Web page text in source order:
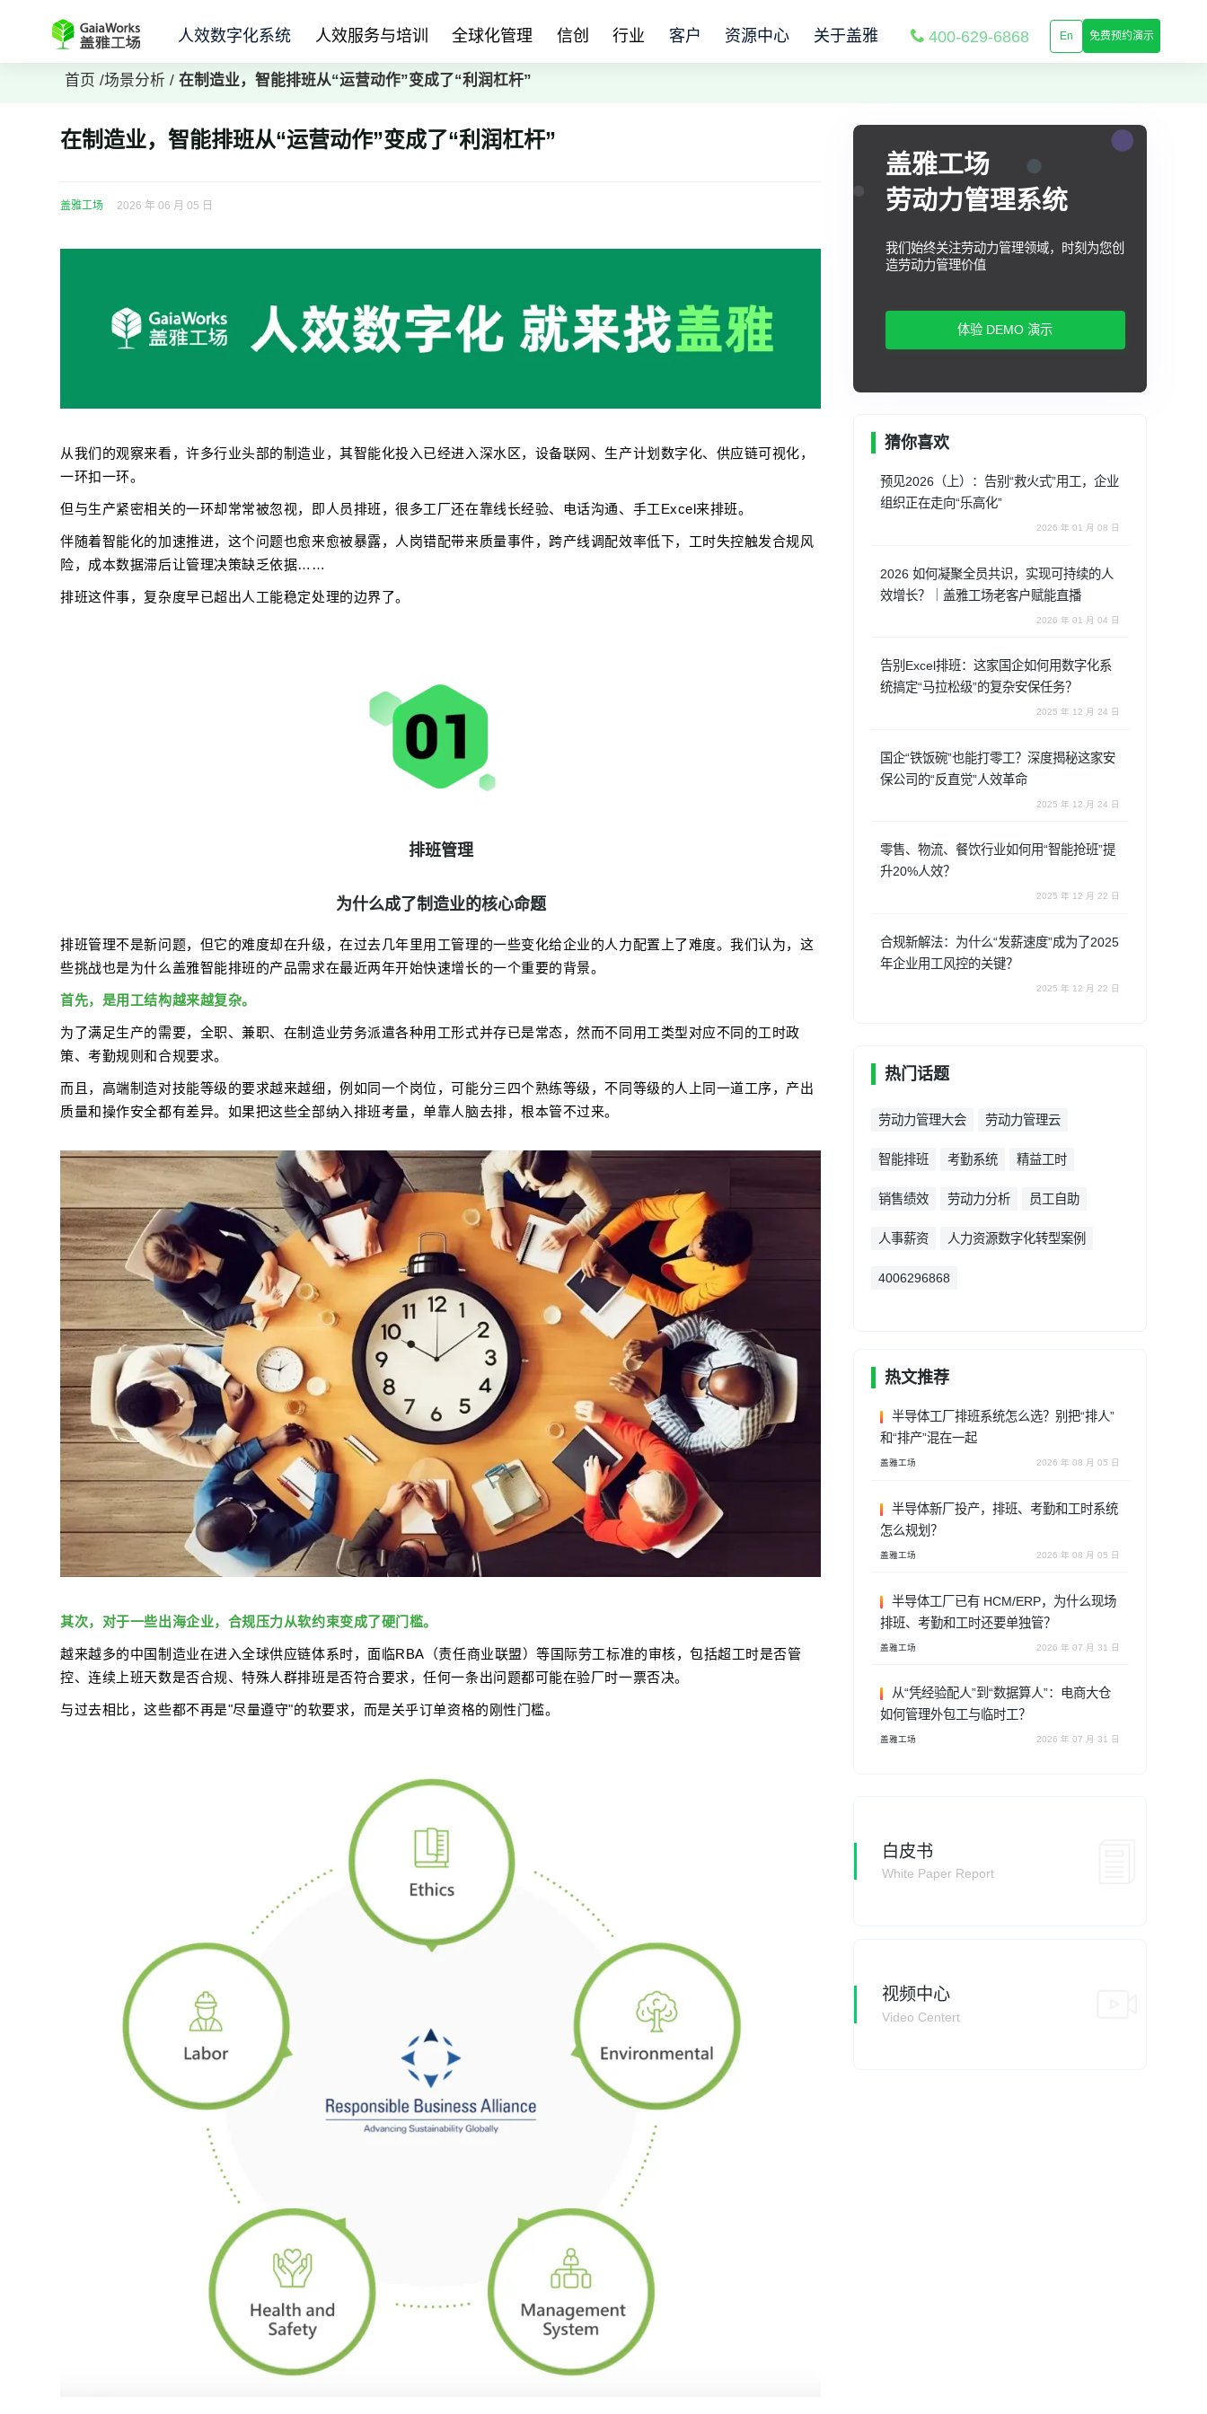
人效数字化系统 人效服务与培训 全球化管理 信创 行业 客户 资源中心 关于盖雅 400-629-6868 En 免费预约演示
首页 /场景分析 / 在制造业，智能排班从“运营动作”变成了“利润杠杆”
在制造业，智能排班从“运营动作”变成了“利润杠杆”
盖雅工场 2026 年 06 月 05 日
从我们的观察来看，许多行业头部的制造业，其智能化投入已经进入深水区，设备联网、生产计划数字化、供应链可视化，
一环扣一环。
但与生产紧密相关的一环却常常被忽视，即人员排班，很多工厂还在靠线长经验、电话沟通、手工Excel来排班。
伴随着智能化的加速推进，这个问题也愈来愈被暴露，人岗错配带来质量事件，跨产线调配效率低下，工时失控触发合规风
险，成本数据滞后让管理决策缺乏依据……
排班这件事，复杂度早已超出人工能稳定处理的边界了。
排班管理
为什么成了制造业的核心命题
排班管理不是新问题，但它的难度却在升级，在过去几年里用工管理的一些变化给企业的人力配置上了难度。我们认为，这
些挑战也是为什么盖雅智能排班的产品需求在最近两年开始快速增长的一个重要的背景。
首先，是用工结构越来越复杂。
为了满足生产的需要，全职、兼职、在制造业劳务派遣各种用工形式并存已是常态，然而不同用工类型对应不同的工时政
策、考勤规则和合规要求。
而且，高端制造对技能等级的要求越来越细，例如同一个岗位，可能分三四个熟练等级，不同等级的人上同一道工序，产出
质量和操作安全都有差异。如果把这些全部纳入排班考量，单靠人脑去排，根本管不过来。
其次，对于一些出海企业，合规压力从软约束变成了硬门槛。
越来越多的中国制造业在进入全球供应链体系时，面临RBA（责任商业联盟）等国际劳工标准的审核，包括超工时是否管
控、连续上班天数是否合规、特殊人群排班是否符合要求，任何一条出问题都可能在验厂时一票否决。
与过去相比，这些都不再是"尽量遵守"的软要求，而是关乎订单资格的刚性门槛。
盖雅工场
劳动力管理系统
我们始终关注劳动力管理领域，时刻为您创
造劳动力管理价值
体验 DEMO 演示
猜你喜欢
预见2026（上）：告别“救火式”用工，企业
组织正在走向“乐高化”
2026 年 01 月 08 日
2026 如何凝聚全员共识，实现可持续的人
效增长？｜盖雅工场老客户赋能直播
2026 年 01 月 04 日
告别Excel排班：这家国企如何用数字化系
统搞定“马拉松级”的复杂安保任务？
2025 年 12 月 24 日
国企“铁饭碗”也能打零工？深度揭秘这家安
保公司的“反直觉”人效革命
2025 年 12 月 24 日
零售、物流、餐饮行业如何用“智能抢班”提
升20%人效？
2025 年 12 月 22 日
合规新解法：为什么“发薪速度”成为了2025
年企业用工风控的关键？
2025 年 12 月 22 日
热门话题
劳动力管理大会 劳动力管理云
智能排班 考勤系统 精益工时
销售绩效 劳动力分析 员工自助
人事薪资 人力资源数字化转型案例
4006296868
热文推荐
半导体工厂排班系统怎么选？别把“排人”
和“排产”混在一起
盖雅工场 2026 年 08 月 05 日
半导体新厂投产，排班、考勤和工时系统
怎么规划？
盖雅工场 2026 年 08 月 05 日
半导体工厂已有 HCM/ERP，为什么现场
排班、考勤和工时还要单独管？
盖雅工场 2026 年 07 月 31 日
从“凭经验配人”到“数据算人”：电商大仓
如何管理外包工与临时工？
盖雅工场 2026 年 07 月 31 日
白皮书
White Paper Report
视频中心
Video Centert